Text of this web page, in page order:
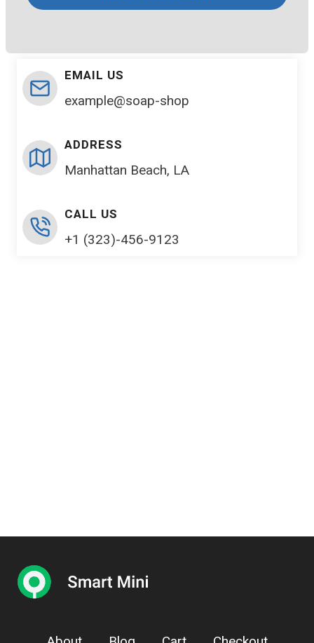
EMAIL US
example@soap-shop
ADDRESS
Manhattan Beach, LA
CALL US
+1 (323)-456-9123